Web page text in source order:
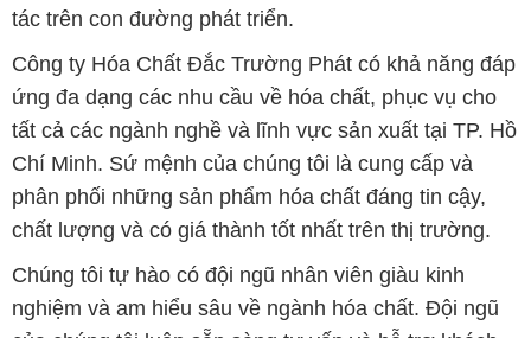
tác trên con đường phát triển.
Công ty Hóa Chất Đắc Trường Phát có khả năng đáp
ứng đa dạng các nhu cầu về hóa chất, phục vụ cho
tất cả các ngành nghề và lĩnh vực sản xuất tại TP. Hồ
Chí Minh. Sứ mệnh của chúng tôi là cung cấp và
phân phối những sản phẩm hóa chất đáng tin cậy,
chất lượng và có giá thành tốt nhất trên thị trường.
Chúng tôi tự hào có đội ngũ nhân viên giàu kinh
nghiệm và am hiểu sâu về ngành hóa chất. Đội ngũ